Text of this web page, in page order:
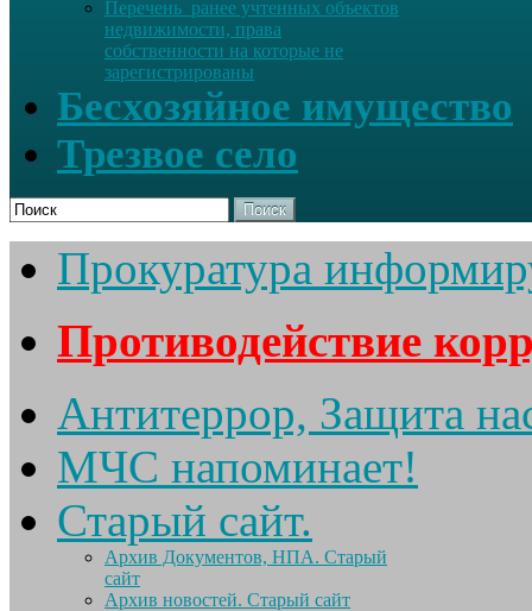
Перечень ранее учтенных объектов
недвижимости, права
собственности на которые не
зарегистрированы
Бесхозяйное имущество
Трезвое село
Поиск
Прокуратура
Противодействие
Антитеррор, Защита
МЧС напоминает!
Старый сайт.
Архив Документов, НПА. Старый
сайт
Архив новостей. Старый сайт